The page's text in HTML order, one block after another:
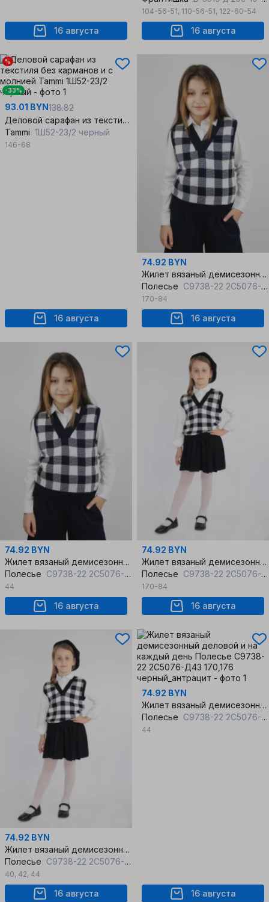
16 августа
104-56-51, 110-56-51, 122-60-54
16 августа
%
-33%
93.01 BYN138.82
Деловой сарафан из текстиля без карманов и с молнией
Tammi 1Ш52-23/2 черный
146-68
16 августа
74.92 BYN
Жилет вязаный демисезонный деловой и на каждый день
Полесье С9738-22 2С5076-Д43 170 т.синий
170-84
16 августа
74.92 BYN
Жилет вязаный демисезонный деловой и на каждый день
Полесье С9738-22 2С5076-Д43 170,176 т.синий
44
16 августа
74.92 BYN
Жилет вязаный демисезонный деловой и на каждый день
Полесье С9738-22 2С5076-Д43 170 черный_антрацит
170-84
16 августа
74.92 BYN
Жилет вязаный демисезонный деловой и на каждый день
Полесье С9738-22 2С5076-Д43 158,164 черный_антрацит
40, 42, 44
16 августа
74.92 BYN
Жилет вязаный демисезонный деловой и на каждый день
Полесье С9738-22 2С5076-Д43 170,176 черный_антрацит
44
16 августа